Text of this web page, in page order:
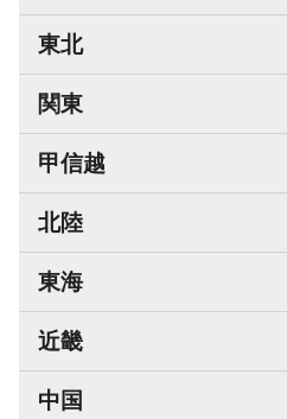
東北
関東
甲信越
北陸
東海
近畿
中国